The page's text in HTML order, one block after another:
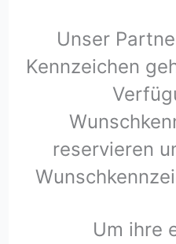
Unser
Kennzeichen
reservieren
Um ihre